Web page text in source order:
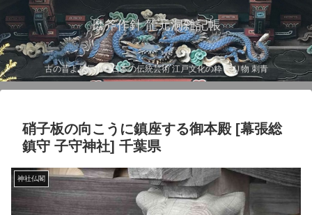
磨斧作針 龍元洞雑記帳
古の昔より伝わる日本の伝統芸術 江戸文化の粋 彫り物 刺青
硝子板の向こうに鎮座する御本殿 [幕張総
鎮守 子守神社] 千葉県
神社仏閣